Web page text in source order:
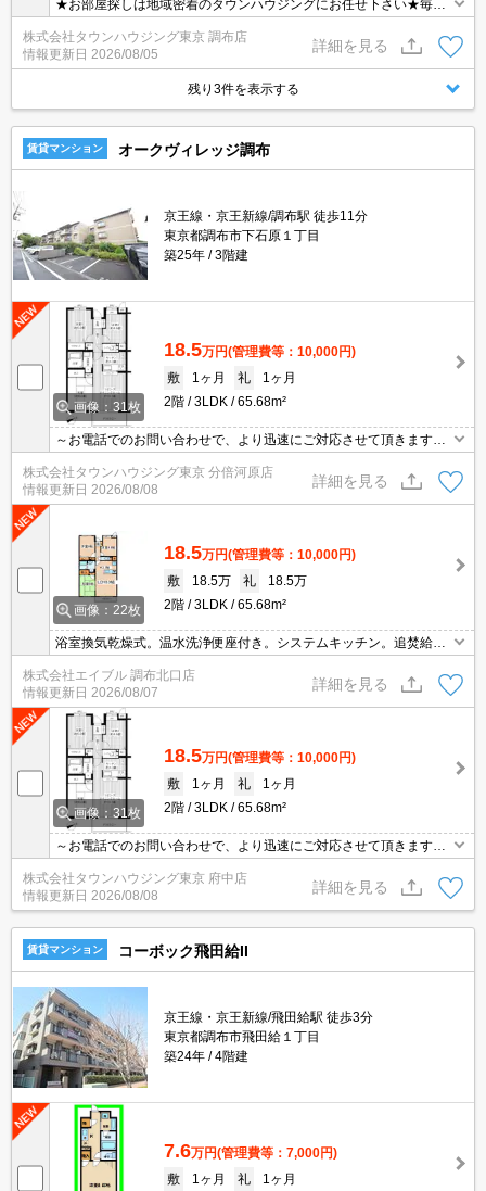
★お部屋探しは地域密着のタウンハウジングにお任せ下さい★毎日
新着情報更新中★
株式会社タウンハウジング東京 調布店
情報更新日 2026/08/05
詳細を見る
残り3件を表示する
賃貸マンション オークヴィレッジ調布
京王線・京王新線/調布駅 徒歩11分
東京都調布市下石原１丁目
築25年
3階建
画像：31枚
18.5万円(管理費等：10,000円)
敷
1ヶ月 礼
1ヶ月
2階
3LDK 65.68m²
～お電話でのお問い合わせで、より迅速にご対応させて頂きます～
地域密着タウンハウジングまで～
株式会社タウンハウジング東京 分倍河原店
情報更新日 2026/08/08
詳細を見る
画像：22枚
18.5万円(管理費等：10,000円)
敷
18.5万 礼
18.5万
2階
3LDK 65.68m²
浴室換気乾燥式。温水洗浄便座付き。システムキッチン。追焚給
湯。
株式会社エイブル 調布北口店
情報更新日 2026/08/07
詳細を見る
画像：31枚
18.5万円(管理費等：10,000円)
敷
1ヶ月 礼
1ヶ月
2階
3LDK 65.68m²
～お電話でのお問い合わせで、より迅速にご対応させて頂きます～
地域密着タウンハウジングまで～
株式会社タウンハウジング東京 府中店
情報更新日 2026/08/08
詳細を見る
賃貸マンション コーボック飛田給II
京王線・京王新線/飛田給駅 徒歩3分
東京都調布市飛田給１丁目
築24年
4階建
7.6万円(管理費等：7,000円)
敷
1ヶ月 礼
1ヶ月